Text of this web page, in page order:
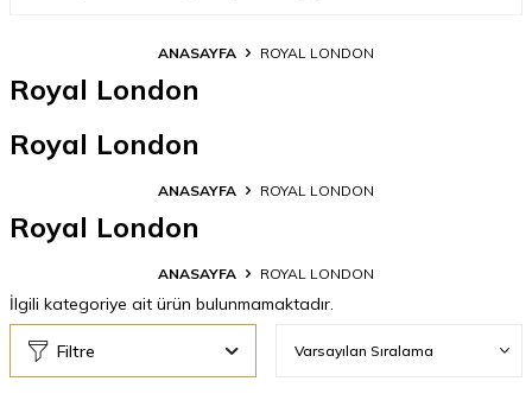
ANASAYFA ROYAL LONDON
Royal London
Royal London
ANASAYFA ROYAL LONDON
Royal London
ANASAYFA ROYAL LONDON
İlgili kategoriye ait ürün bulunmamaktadır.
Filtre